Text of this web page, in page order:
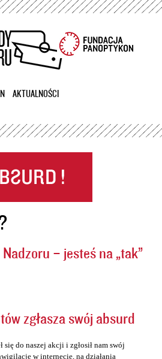
AKTUALNOŚCI
– jesteś na „tak”
zgłasza swój absurd
do naszej akcji i zgłosił nam swój
w internecie, na działania